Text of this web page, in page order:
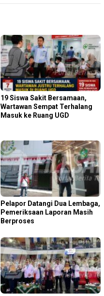
19 Siswa Sakit Bersamaan,
Wartawan Sempat Terhalang
Masuk ke Ruang UGD
Pelapor Datangi Dua Lembaga,
Pemeriksaan Laporan Masih
Berproses